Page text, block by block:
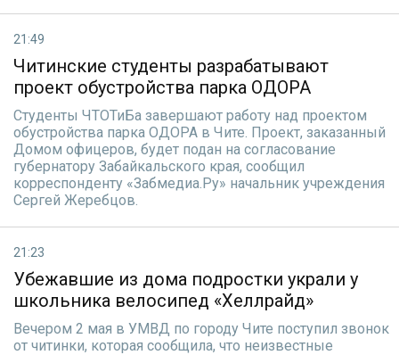
21:49
Читинские студенты разрабатывают
проект обустройства парка ОДОРА
Студенты ЧТОТиБа завершают работу над проектом
обустройства парка ОДОРА в Чите. Проект, заказанный
Домом офицеров, будет подан на согласование
губернатору Забайкальского края, сообщил
корреспонденту «Забмедиа.Ру» начальник учреждения
Сергей Жеребцов.
21:23
Убежавшие из дома подростки украли у
школьника велосипед «Хеллрайд»
Вечером 2 мая в УМВД по городу Чите поступил звонок
от читинки, которая сообщила, что неизвестные